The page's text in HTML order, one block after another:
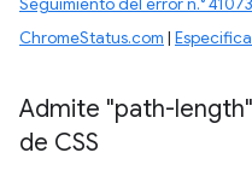
Seguimiento del error n.°
ChromeStatus.com |
Admite "path-
de CSS